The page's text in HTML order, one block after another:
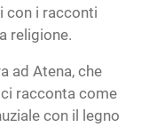
con i racconti
religione.
ad Atena, che
ci racconta come
con il legno